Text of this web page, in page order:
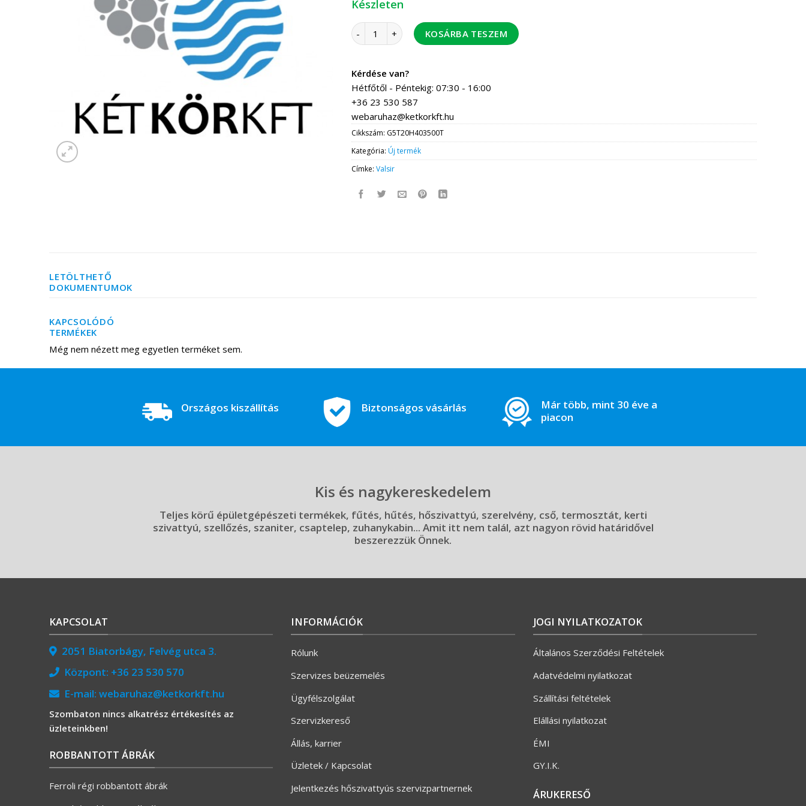
Készleten
Valsir TH könyök 40-40 10 db / doboz mennyiség
KOSÁRBA TESZEM
Kérdése van?
Hétfőtől - Péntekig: 07:30 - 16:00
+36 23 530 587
webaruhaz@ketkorkft.hu
Cikkszám: G5T20H403500T
Kategória:Új termék
Címke:Valsir
LETÖLTHETŐ
DOKUMENTUMOK
KAPCSOLÓDÓ
TERMÉKEK
Még nem nézett meg egyetlen terméket sem.
Országos kiszállítás Biztonságos vásárlás
Már több, mint 30 éve a
piacon
Kis és nagykereskedelem
Teljes körű épületgépészeti termékek, fűtés, hűtés, hőszivattyú, szerelvény, cső, termosztát, kerti
szivattyú, szellőzés, szaniter, csaptelep, zuhanykabin... Amit itt nem talál, azt nagyon rövid határidővel
beszerezzük Önnek.
KAPCSOLAT
2051 Biatorbágy, Felvég utca 3.
Központ: +36 23 530 570
E-mail: webaruhaz@ketkorkft.hu
Szombaton nincs alkatrész értékesítés az
üzleteinkben!
ROBBANTOTT ÁBRÁK
Ferroli régi robbantott ábrák
INFORMÁCIÓK
Rólunk
Szervizes beüzemelés
Ügyfélszolgálat
Szervizkereső
Állás, karrier
Üzletek / Kapcsolat
Jelentkezés hőszivattyús szervizpartnernek
JOGI NYILATKOZATOK
Általános Szerződési Feltételek
Adatvédelmi nyilatkozat
Szállítási feltételek
Elállási nyilatkozat
ÉMI
GY.I.K.
ÁRUKERESŐ